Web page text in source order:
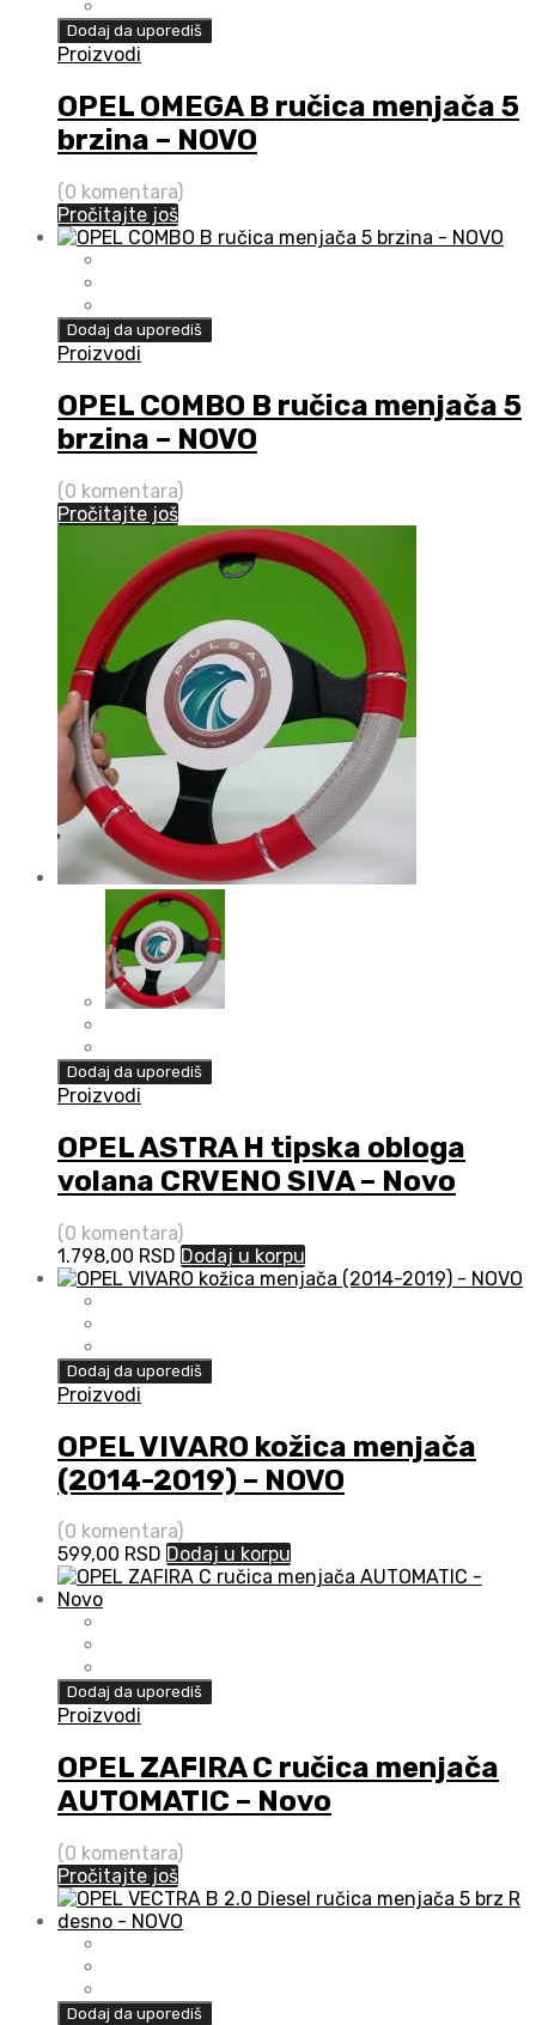
Dodaj da uporediš
Proizvodi
OPEL OMEGA B ručica menjača 5
brzina – NOVO
(0 komentara)
Pročitajte još
Dodaj da uporediš
Proizvodi
OPEL COMBO B ručica menjača 5
brzina – NOVO
(0 komentara)
Pročitajte još
Dodaj da uporediš
Proizvodi
OPEL ASTRA H tipska obloga
volana CRVENO SIVA – Novo
(0 komentara)
1.798,00 RSD Dodaj u korpu
Dodaj da uporediš
Proizvodi
OPEL VIVARO kožica menjača
(2014-2019) – NOVO
(0 komentara)
599,00 RSD Dodaj u korpu
Dodaj da uporediš
Proizvodi
OPEL ZAFIRA C ručica menjača
AUTOMATIC – Novo
(0 komentara)
Pročitajte još
Dodaj da uporediš